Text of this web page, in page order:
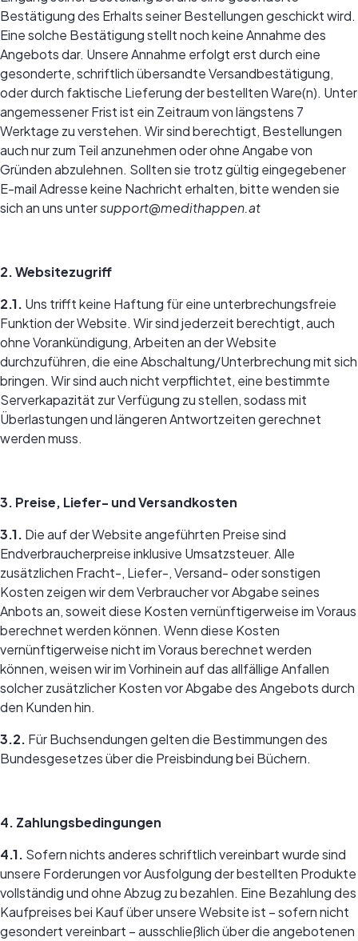
Bestätigung des Erhalts seiner Bestellungen geschickt wird.
Eine solche Bestätigung stellt noch keine Annahme des
Angebots dar. Unsere Annahme erfolgt erst durch eine
gesonderte, schriftlich übersandte Versandbestätigung,
oder durch faktische Lieferung der bestellten Ware(n). Unter
angemessener Frist ist ein Zeitraum von längstens 7
Werktage zu verstehen. Wir sind berechtigt, Bestellungen
auch nur zum Teil anzunehmen oder ohne Angabe von
Gründen abzulehnen. Sollten sie trotz gültig eingegebener
E-mail Adresse keine Nachricht erhalten, bitte wenden sie
sich an uns untersupport@medithappen.at
2. Websitezugriff
2.1. Uns trifft keine Haftung für eine unterbrechungsfreie
Funktion der Website. Wir sind jederzeit berechtigt, auch
ohne Vorankündigung, Arbeiten an der Website
durchzuführen, die eine Abschaltung/Unterbrechung mit sich
bringen. Wir sind auch nicht verpflichtet, eine bestimmte
Serverkapazität zur Verfügung zu stellen, sodass mit
Überlastungen und längeren Antwortzeiten gerechnet
werden muss.
3. Preise, Liefer- und Versandkosten
3.1. Die auf der Website angeführten Preise sind
Endverbraucherpreise inklusive Umsatzsteuer. Alle
zusätzlichen Fracht-, Liefer-, Versand- oder sonstigen
Kosten zeigen wir dem Verbraucher vor Abgabe seines
Anbots an, soweit diese Kosten vernünftigerweise im Voraus
berechnet werden können. Wenn diese Kosten
vernünftigerweise nicht im Voraus berechnet werden
können, weisen wir im Vorhinein auf das allfällige Anfallen
solcher zusätzlicher Kosten vor Abgabe des Angebots durch
den Kunden hin.
3.2. Für Buchsendungen gelten die Bestimmungen des
Bundesgesetzes über die Preisbindung bei Büchern.
4. Zahlungsbedingungen
4.1. Sofern nichts anderes schriftlich vereinbart wurde sind
unsere Forderungen vor Ausfolgung der bestellten Produkte
vollständig und ohne Abzug zu bezahlen. Eine Bezahlung des
Kaufpreises bei Kauf über unsere Website ist – sofern nicht
gesondert vereinbart – ausschließlich über die angebotenen